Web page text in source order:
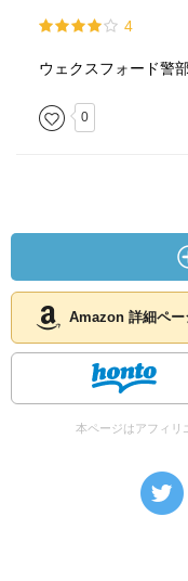
4
ウェクスフォード警
0
Amazon 詳細ペー
本ページはアフィリ